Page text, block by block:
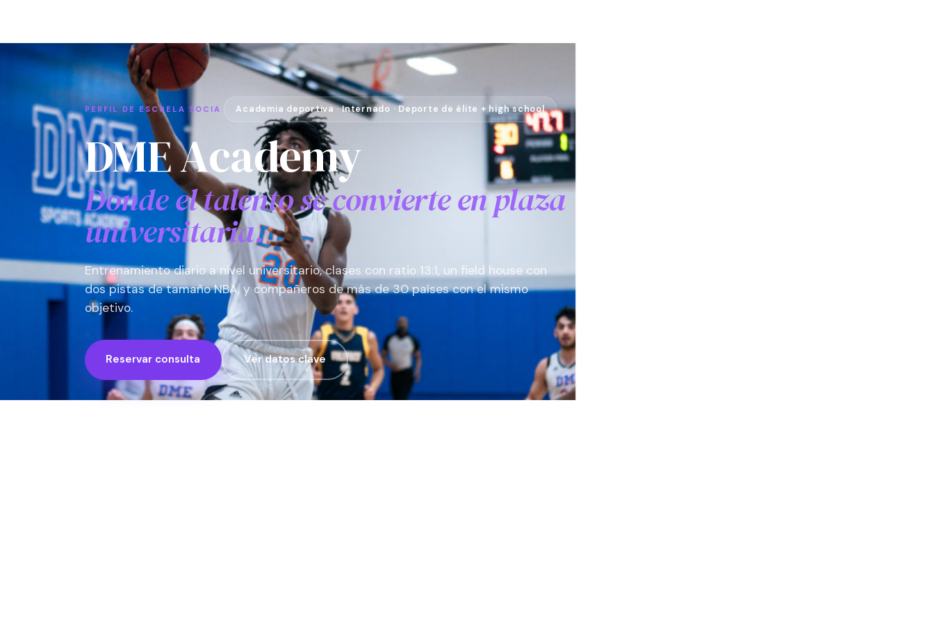
PERFIL DE ESCUELA SOCIA Academia deportiva · Internado · Deporte de élite + high school
DME Academy
Donde el talento se convierte en plaza
universitaria.
Entrenamiento diario a nivel universitario, clases con ratio 13:1, un field house con
dos pistas de tamaño NBA, y compañeros de más de 30 países con el mismo
objetivo.
Reservar consulta Ver datos clave